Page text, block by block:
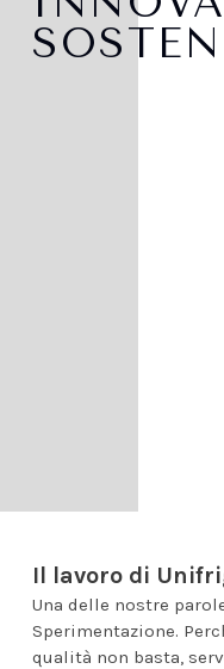
Il lavoro di
Una delle nostre
Sperimentazione.
qualità non basta,